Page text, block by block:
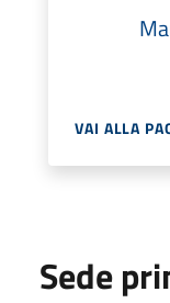
VAI ALLA
Sede